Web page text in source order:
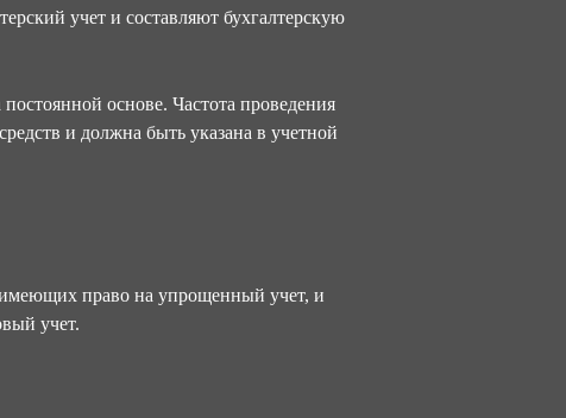
учет и составляют бухгалтерскую
основе. Частота проведения
и должна быть указана в учетной
право на упрощенный учет, и
учет.